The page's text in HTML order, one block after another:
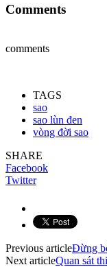
Comments
comments
TAGS
sao
sao lùn đen
vòng đời sao
SHARE
Facebook
Twitter
Previous articleĐừng
Next articleQuan sát